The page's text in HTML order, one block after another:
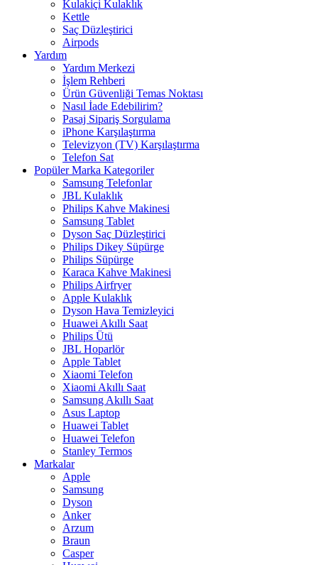
Kulakiçi Kulaklık
Kettle
Saç Düzleştirici
Airpods
Yardım
Yardım Merkezi
İşlem Rehberi
Ürün Güvenliği Temas Noktası
Nasıl İade Edebilirim?
Pasaj Sipariş Sorgulama
iPhone Karşılaştırma
Televizyon (TV) Karşılaştırma
Telefon Sat
Popüler Marka Kategoriler
Samsung Telefonlar
JBL Kulaklık
Philips Kahve Makinesi
Samsung Tablet
Dyson Saç Düzleştirici
Philips Dikey Süpürge
Philips Süpürge
Karaca Kahve Makinesi
Philips Airfryer
Apple Kulaklık
Dyson Hava Temizleyici
Huawei Akıllı Saat
Philips Ütü
JBL Hoparlör
Apple Tablet
Xiaomi Telefon
Xiaomi Akıllı Saat
Samsung Akıllı Saat
Asus Laptop
Huawei Tablet
Huawei Telefon
Stanley Termos
Markalar
Apple
Samsung
Dyson
Anker
Arzum
Braun
Casper